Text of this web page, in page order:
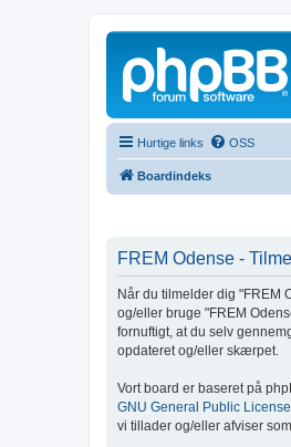
Hurtige links OSS
Boardindeks
FREM Odense -
Når du tilmelder dig "FREM
og/eller bruge "FREM
fornuftigt, at du selv
opdateret og/eller skærpet.
Vort board er baseret på
GNU General Public
vi tillader og/eller afviser